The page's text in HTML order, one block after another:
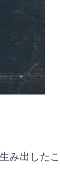
み出した